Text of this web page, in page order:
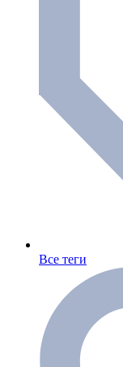
Все теги